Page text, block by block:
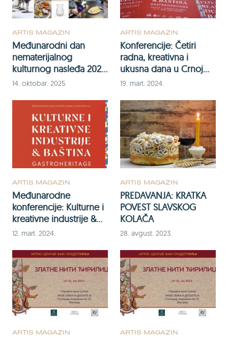
ARTIS MAGAZIN
Međunarodni dan
nematerijalnog
kulturnog nasleđa 2025:
Kreativna ekonomija i
14. oktobar. 2025.
ARTIS MAGAZIN
Konferencije: Četiri
radna, kreativna i
ukusna dana u Crnoj
Gori
19. mart. 2024.
ARTIS MAGAZIN
Međunarodne
konferencije: Kulturne i
kreativne industrije &
baština: Gastroheritage
12. mart. 2024.
ARTIS MAGAZIN
PREDAVANJA: KRATKA
POVEST SLAVSKOG
KOLAČA
28. avgust. 2023.
ARTIS MAGAZIN ARTIS MAGAZIN